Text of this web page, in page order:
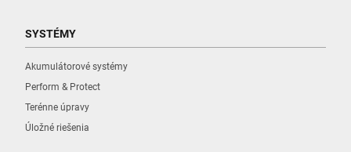
SYSTÉMY
Akumulátorové systémy
Perform & Protect
Terénne úpravy
Úložné riešenia